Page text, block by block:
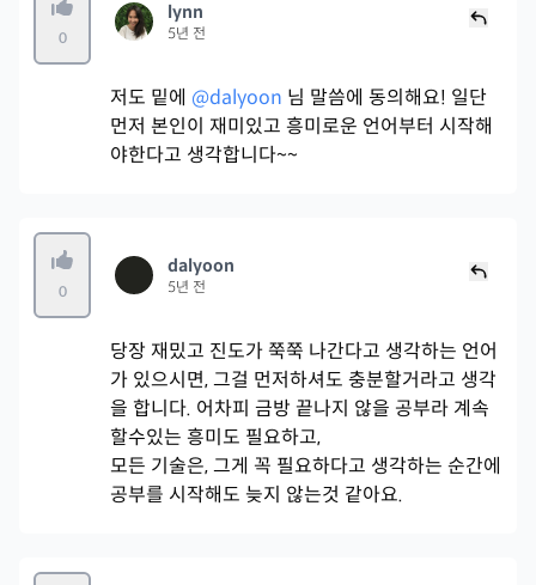
0
lynn
5년 전
저도 밑에 @dalyoon 님 말씀에 동의해요! 일단
먼저 본인이 재미있고 흥미로운 언어부터 시작해
야한다고 생각합니다~~
0
dalyoon
5년 전
당장 재밌고 진도가 쭉쭉 나간다고 생각하는 언어
가 있으시면, 그걸 먼저하셔도 충분할거라고 생각
을 합니다. 어차피 금방 끝나지 않을 공부라 계속
할수있는 흥미도 필요하고,
모든 기술은, 그게 꼭 필요하다고 생각하는 순간에
공부를 시작해도 늦지 않는것 같아요.